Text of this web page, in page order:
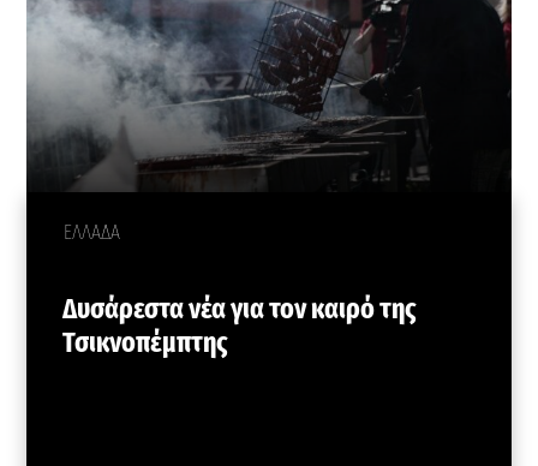
ΕΛΛΑΔΑ
Δυσάρεστα νέα για τον καιρό της
Τσικνοπέμπτης